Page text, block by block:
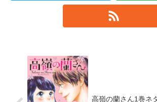
高嶺の蘭さん1巻ネ